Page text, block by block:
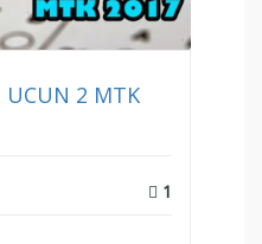
2 MTK
1